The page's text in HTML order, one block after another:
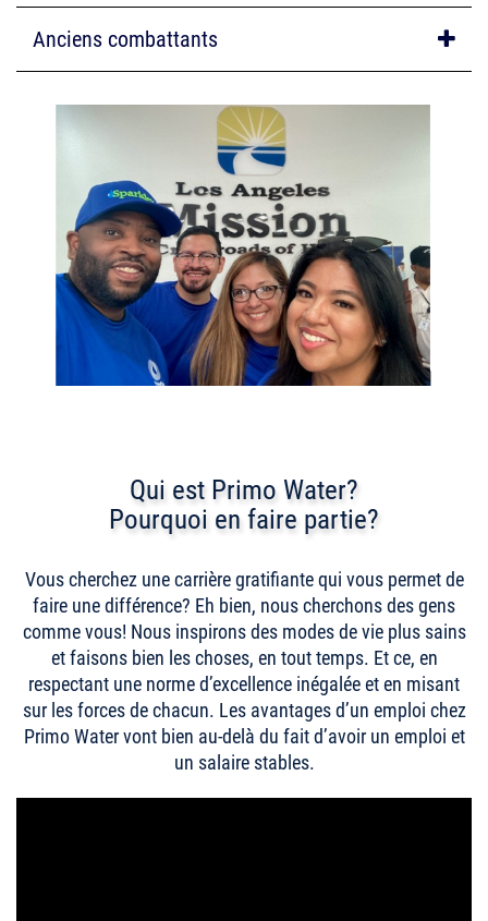
Anciens combattants
Qui est Primo Water?
Pourquoi en faire partie?
Vous cherchez une carrière gratifiante qui vous permet de
faire une différence? Eh bien, nous cherchons des gens
comme vous! Nous inspirons des modes de vie plus sains
et faisons bien les choses, en tout temps. Et ce, en
respectant une norme d’excellence inégalée et en misant
sur les forces de chacun. Les avantages d’un emploi chez
Primo Water vont bien au-delà du fait d’avoir un emploi et
un salaire stables.